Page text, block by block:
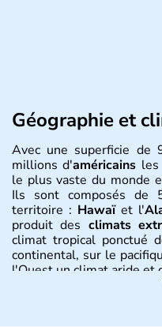
Géographie et
Avec une superficie
millions d'américains les
le plus vaste du monde
Ils sont composés de
territoire : Hawaïet l'
produit des climats
climat tropical ponctué
continental, sur le
l'Ouest un climat aride et